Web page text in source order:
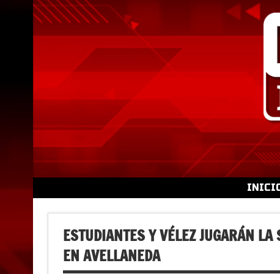
ESTUDIANTES Y VÉLEZ JUGARÁN
EN AVELLANEDA